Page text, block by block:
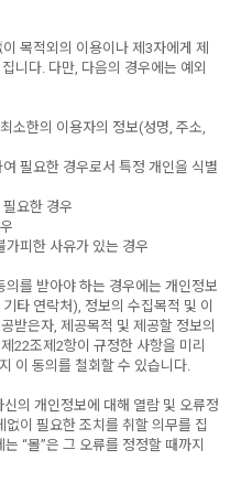
목적외의 이용이나 제3자에게 제
니다. 다만, 다음의 경우에는 예외
소한의 이용자의 정보(성명, 주소,
필요한 경우로서 특정 개인을 식별
요한 경우
가피한 사유가 있는 경우
를 받아야 하는 경우에는 개인정보
타 연락처), 정보의 수집목적 및 이
받은자, 제공목적 및 제공할 정보의
22조제2항이 규정한 사항을 미리
이 동의를 철회할 수 있습니다.
의 개인정보에 대해 열람 및 오류정
없이 필요한 조치를 취할 의무를 집
“몰”은 그 오류를 정정할 때까지